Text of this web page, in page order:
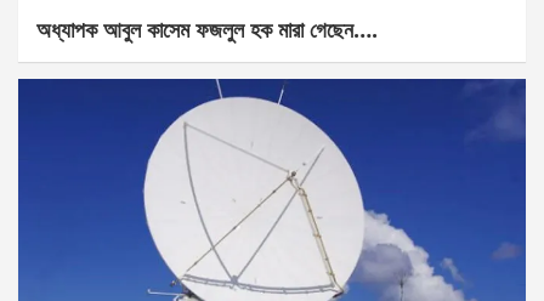
অধ্যাপক আবুল কাসেম ফজলুল হক মারা গেছেন….